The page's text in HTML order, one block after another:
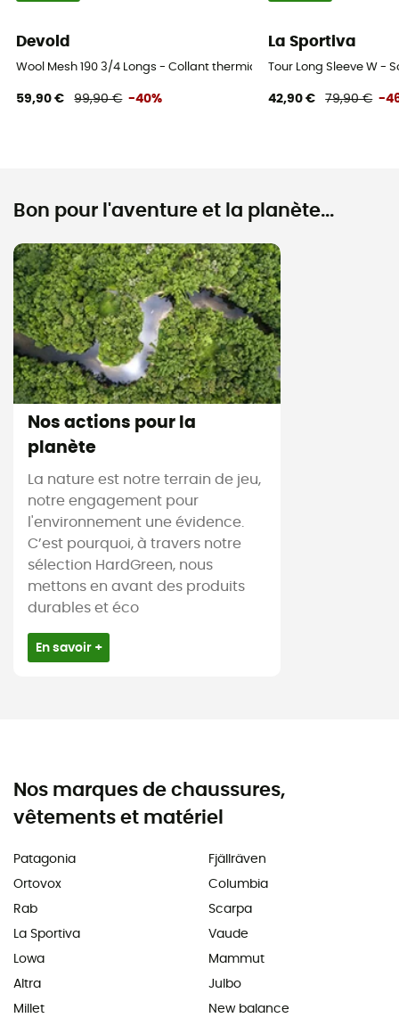
Devold
Wool Mesh 190 3/4 Longs - Collant thermique laine mérinos femme
59,90 € 99,90 € -40%
La Sportiva
Tour Long Sleeve W -
42,90 € 79,90 € -
Bon pour l'aventure et la planète...
Nos actions pour la
planète
La nature est notre terrain de jeu,
notre engagement pour
l'environnement une évidence.
C’est pourquoi, à travers notre
sélection HardGreen, nous
mettons en avant des produits
durables et éco
En savoir +
Nos marques de chaussures,
vêtements et matériel
Patagonia
Ortovox
Rab
La Sportiva
Lowa
Altra
Millet
Fjällräven
Columbia
Scarpa
Vaude
Mammut
Julbo
New balance